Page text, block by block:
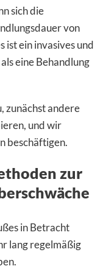
sich die
von
ist ein invasives und
eine Behandlung
zunächst andere
und wir
beschäftigen.
zur
in Betracht
lang regelmäßig